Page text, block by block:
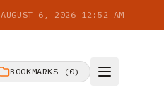
AUGUST 6, 2026 12:52 AM
BOOKMARKS ( 0)